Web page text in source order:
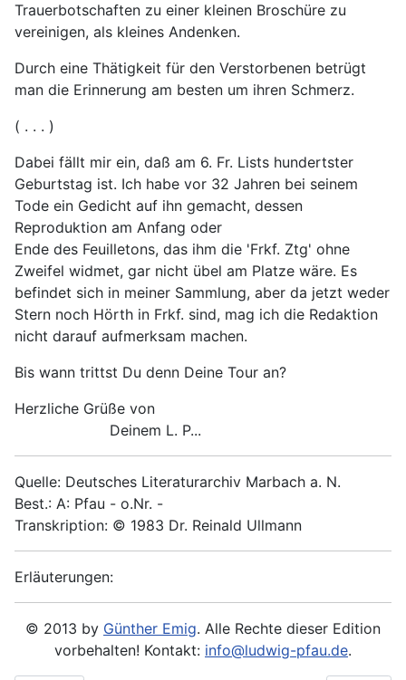
Trauerbotschaften zu einer kleinen Broschüre zu
vereinigen, als kleines Andenken.
Durch eine Thätigkeit für den Verstorbenen betrügt
man die Erinnerung am besten um ihren Schmerz.
( . . . )
Dabei fällt mir ein, daß am 6. Fr. Lists hundertster
Geburtstag ist. Ich habe vor 32 Jahren bei seinem
Tode ein Gedicht auf ihn gemacht, dessen
Reproduktion am Anfang oder
Ende des Feuilletons, das ihm die 'Frkf. Ztg' ohne
Zweifel widmet, gar nicht übel am Platze wäre. Es
befindet sich in meiner Sammlung, aber da jetzt weder
Stern noch Hörth in Frkf. sind, mag ich die Redaktion
nicht darauf aufmerksam machen.
Bis wann trittst Du denn Deine Tour an?
Herzliche Grüße von
Deinem L. P...
Quelle: Deutsches Literaturarchiv Marbach a. N.
Best.: A: Pfau - o.Nr. -
Transkription: © 1983 Dr. Reinald Ullmann
Erläuterungen:
© 2013 by Günther Emig. Alle Rechte dieser Edition
vorbehalten! Kontakt: info@ludwig-pfau.de.